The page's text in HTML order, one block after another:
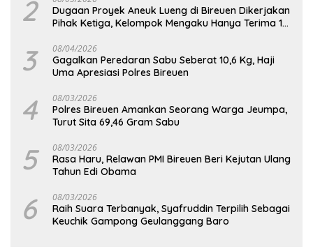
2
Dugaan Proyek Aneuk Lueng di Bireuen Dikerjakan
Pihak Ketiga, Kelompok Mengaku Hanya Terima 10
3 08/04/2026
Gagalkan Peredaran Sabu Seberat 10,6 Kg, Haji
Uma Apresiasi Polres Bireuen
4 08/03/2026
Polres Bireuen Amankan Seorang Warga Jeumpa,
Turut Sita 69,46 Gram Sabu
5 08/03/2026
Rasa Haru, Relawan PMI Bireuen Beri Kejutan Ulang
Tahun Edi Obama
6 08/03/2026
Raih Suara Terbanyak, Syafruddin Terpilih Sebagai
Keuchik Gampong Geulanggang Baro